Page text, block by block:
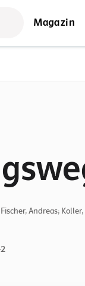
mit der Enter-
Magazin
Andreas;